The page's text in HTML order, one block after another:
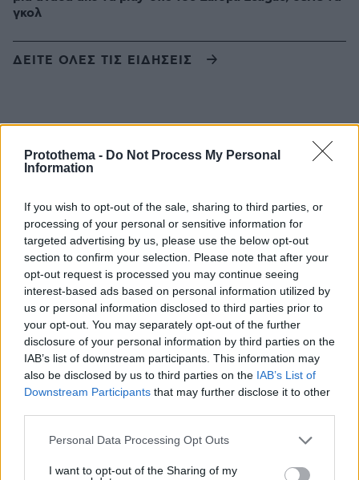
Protothema - Do Not Process My Personal
Information
If you wish to opt-out of the sale, sharing to third parties, or
processing of your personal or sensitive information for
targeted advertising by us, please use the below opt-out
section to confirm your selection. Please note that after your
opt-out request is processed you may continue seeing
interest-based ads based on personal information utilized by
us or personal information disclosed to third parties prior to
your opt-out. You may separately opt-out of the further
disclosure of your personal information by third parties on the
IAB’s list of downstream participants. This information may
also be disclosed by us to third parties on the IAB’s List of
Downstream Participants that may further disclose it to other
Please note that this website/app uses one or more Google
not limited to your visit or usage behaviour. You may click to
Personal Data Processing Opt Outs
I want to opt-out of the Sharing of my
γκολ
ΔΕΙΤΕ ΟΛΕΣ ΤΙΣ ΕΙΔΗΣΕΙΣ
ΤΑ ΠΙΟ ΔΗΜΟΦΙΛΗ